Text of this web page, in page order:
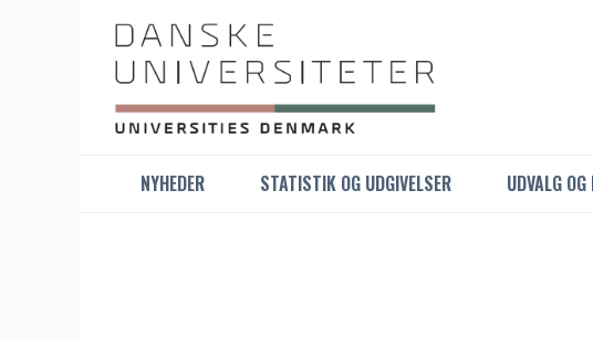
NYHEDER STATISTIK OG UDGIVELSER UDVALG